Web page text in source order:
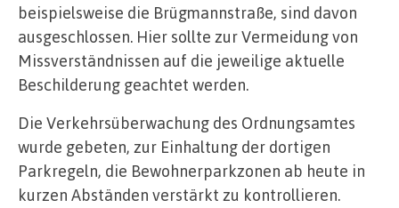
beispielsweise die Brügmannstraße, sind davon
ausgeschlossen. Hier sollte zur Vermeidung von
Missverständnissen auf die jeweilige aktuelle
Beschilderung geachtet werden.
Die Verkehrsüberwachung des Ordnungsamtes
wurde gebeten, zur Einhaltung der dortigen
Parkregeln, die Bewohnerparkzonen ab heute in
kurzen Abständen verstärkt zu kontrollieren.